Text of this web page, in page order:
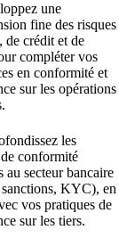
une
fine des risques
de crédit et de
compléter vos
en conformité et
sur les opérations
les
conformité
au secteur bancaire
KYC), en
vos pratiques de
sur les tiers.